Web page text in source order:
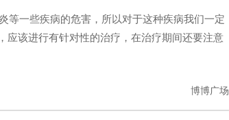
等一些疾病的危害，所以对于这种疾病我们一定
应该进行有针对性的治疗，在治疗期间还要注意
博博广场